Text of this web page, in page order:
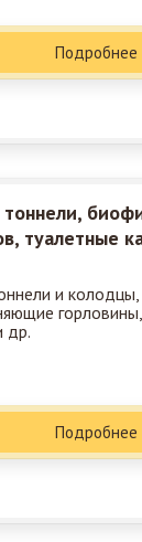
Подробнее
туалетные
и колодцы,
др.
Подробнее